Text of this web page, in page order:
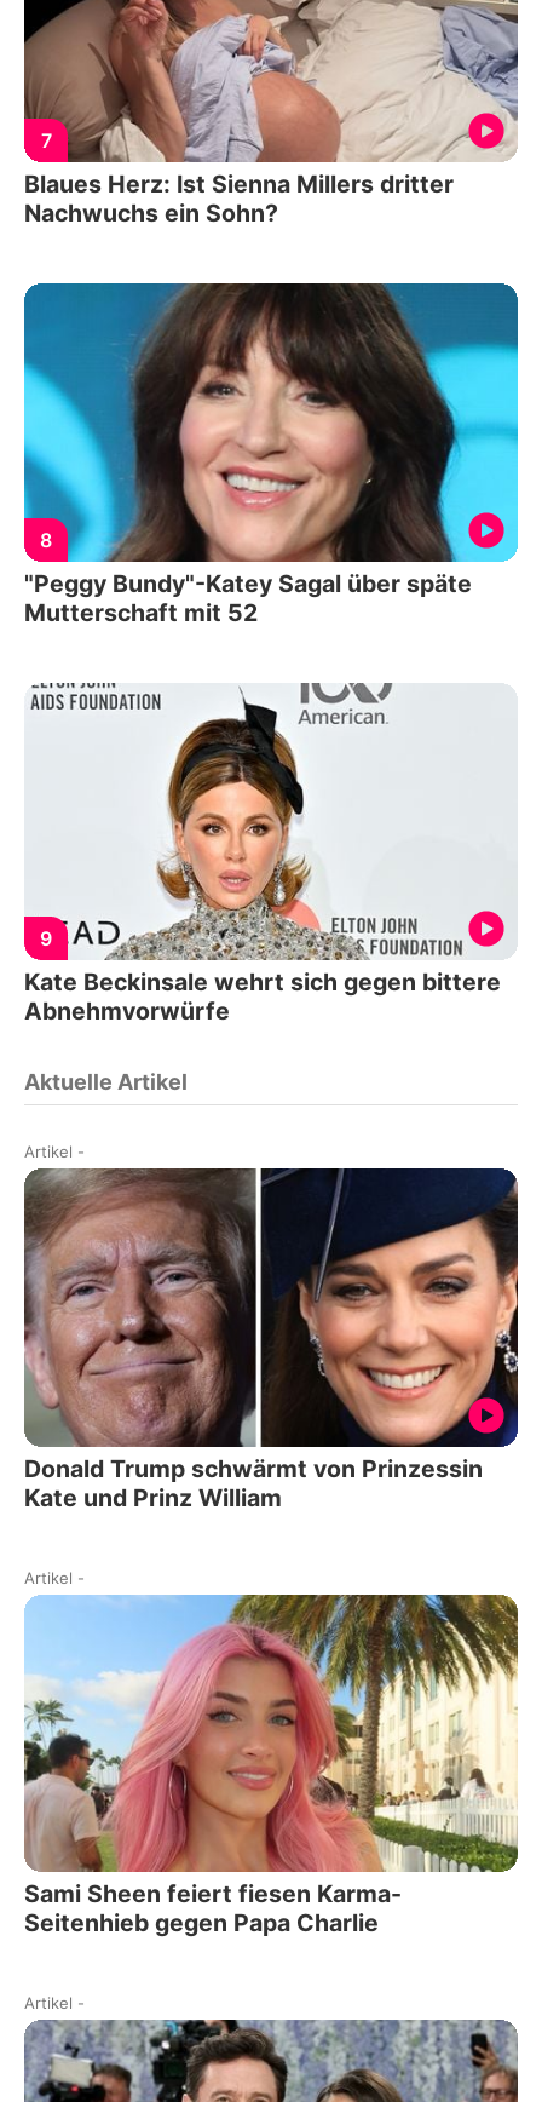
7
Blaues Herz: Ist Sienna Millers dritter
Nachwuchs ein Sohn?
8
"Peggy Bundy"-Katey Sagal über späte
Mutterschaft mit 52
9
Kate Beckinsale wehrt sich gegen bittere
Abnehmvorwürfe
Aktuelle Artikel
Artikel -
Donald Trump schwärmt von Prinzessin
Kate und Prinz William
Artikel -
Sami Sheen feiert fiesen Karma-
Seitenhieb gegen Papa Charlie
Artikel -